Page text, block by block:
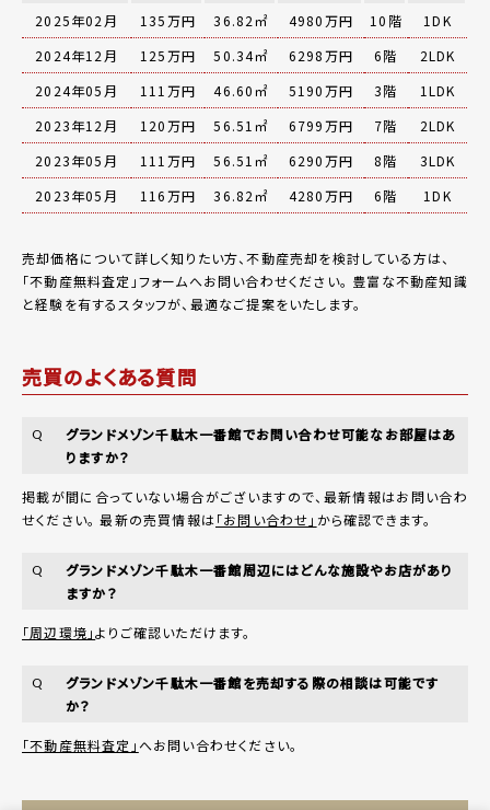
2025年02月
135万円 36.82㎡ 4980万円 10階
1DK
2024年12月
125万円 50.34㎡ 6298万円 6階
2LDK
2024年05月
111万円 46.60㎡ 5190万円 3階
1LDK
2023年12月
120万円 56.51㎡ 6799万円 7階
2LDK
2023年05月
111万円 56.51㎡ 6290万円 8階
3LDK
2023年05月
116万円 36.82㎡ 4280万円 6階 1DK
売却価格について詳しく知りたい方、不動産売却を検討している方は、
「不動産無料査定 」フォームへお問い合わせください。 豊富な不動産知識
と経験を有するスタッフが、最適なご提案をいたします。
売買のよくある質問
Q
グランドメゾン千駄木一番館でお問い合わせ可能なお部屋はあ
りますか？
掲載が間に合っていない場合がございますので、最新情報はお問い合わ
せください。 最新の売買情報は「お問い合わせ」 から確認できます。
Q
グランドメゾン千駄木一番館周辺にはどんな施設やお店があり
ますか？
「周辺環境」よりご確認いただけます。
Q
グランドメゾン千駄木一番館を売却する際の相談は可能です
か？
「不動産無料査定」へお問い合わせください。